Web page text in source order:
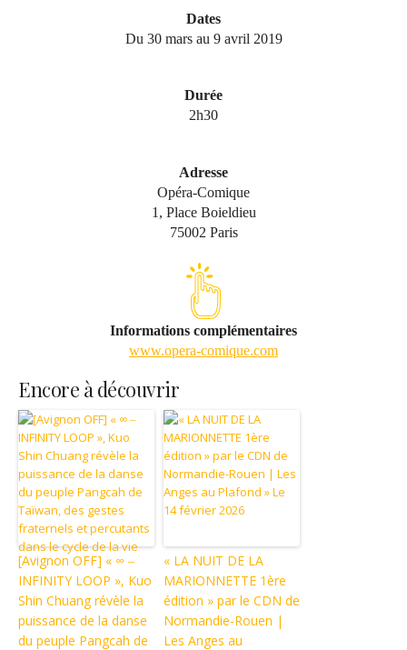
Dates
Du 30 mars au 9 avril 2019
Durée
2h30
Adresse
Opéra-Comique
1, Place Boieldieu
75002 Paris
Informations complémentaires
www.opera-comique.com
Encore à découvrir
[Avignon OFF] « ∞ ‒
INFINITY LOOP », Kuo
Shin Chuang révèle la
puissance de la danse
du peuple Pangcah de
« LA NUIT DE LA
MARIONNETTE 1ère
édition » par le CDN de
Normandie-Rouen |
Les Anges au